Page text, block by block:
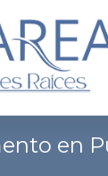
en